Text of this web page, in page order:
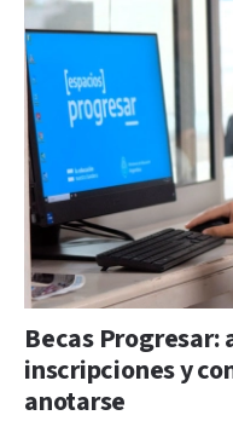
Becas Progresar:
inscripciones y
anotarse